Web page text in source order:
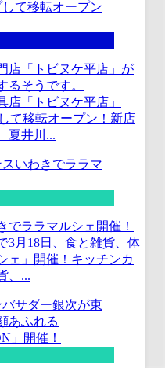
店「トビヌケ平店」が
るそうです。
店「トビヌケ平店」
て移転オープン！新店
夏井川...
でララマルシェ開催！
3月18日、食と雑貨、体
ェ」開催！キッチンカ
、...